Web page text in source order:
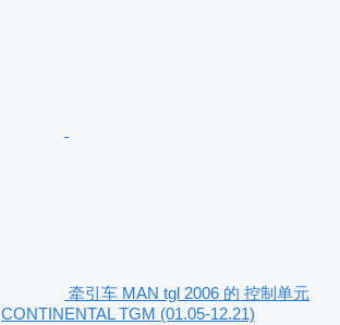
牵引车 MAN tgl 2006 的 控制单元
TGM (01.05-12.21)